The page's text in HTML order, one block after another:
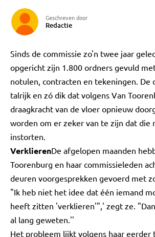
Geschreven door
Redactie
Sinds de commissie zo'n twee jaar
opgericht zijn 1.800 ordners gevuld
notulen, contracten en tekeningen. De
talrijk en zó dik dat volgens Van
draagkracht van de vloer opnieuw
worden om er zeker van te zijn dat die
instorten.
VerklierenDe afgelopen maanden
Toorenburg en haar commissieleden
deuren voorgesprekken gevoerd met
"Ik heb niet het idee dat één iemand
heeft zitten 'verklieren'",' zegt ze.
al lang geweten.''
Het probleem lijkt volgens haar eerder